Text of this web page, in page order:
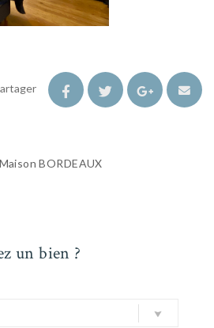
BORDEAUX
un bien ?